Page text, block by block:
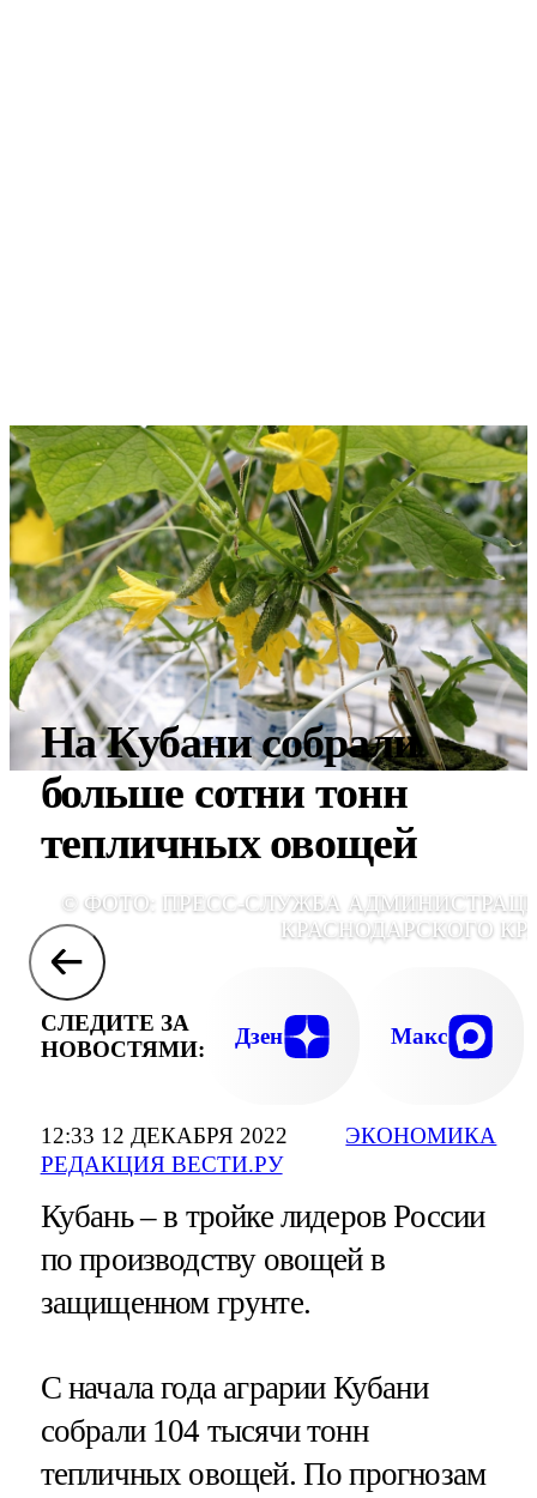
12:33 12 ДЕКАБРЯ 2022
РЕДАКЦИЯ ВЕСТИ.РУ
ЭКОНОМИКА
На Кубани собрали
больше сотни тонн
тепличных овощей
© ФОТО: ПРЕСС-СЛУЖБА
КРАСНОДАРСКОГО
СЛЕДИТЕ ЗА
НОВОСТЯМИ:
Дзен Макс
Кубань – в тройке лидеров России
по производству овощей в
защищенном грунте.
С начала года аграрии Кубани
собрали 104 тысячи тонн
тепличных овощей. По прогнозам